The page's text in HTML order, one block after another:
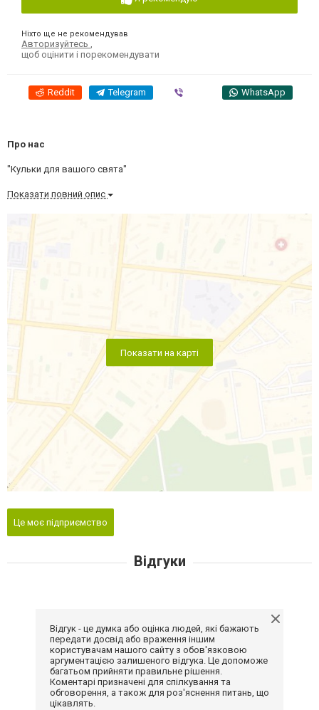
Ніхто ще не рекомендував
Авторизуйтесь
щоб оцінити і порекомендувати
Reddit Telegram WhatsApp
Про нас
"Кульки для вашого свята"
Показати повний опис
Показати на карті
Це моє підприємство
Відгуки
Відгук - це думка або оцінка людей, які бажають
передати досвід або враження іншим
користувачам нашого сайту з обов'язковою
аргументацією залишеного відгука. Це допоможе
багатьом прийняти правильне рішення.
Коментарі призначені для спілкування та
обговорення, а також для роз'яснення питань, що
цікавлять.